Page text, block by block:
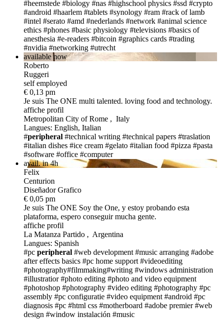
#heemstede #biology #nas #highschool physics #ssd #crypto
#android #haarlem #tablets #synology #ram #rack of lamb
#intel #serato #amd #nederlands #network #animal science
ethics #phones #basic physiology #televisions #basics of
anesthesia #e-readers #bitcoin #graphics cards #trading
#nvidia #networking #utrecht
available now
Roberto
Ruggeri
self employed
€ 0,13 pm
Je suis The ONE multi talented. loving food and technology.
affiche profil
Metropolitan City of Rome , Italy
Langues: English, Italian
#peripheral #technical writing #technical papers #traslation
#italian dishes #ice cream #gelato #italian food #pizza #pasta
#software #office #computer
avail. in 4h
Felix
Centurion
Diseñador Grafico
€ 0,05 pm
Je suis The ONE Soy the One, y estoy probando esta
plataforma, espero conseguir mucha gente.
affiche profil
La Matanza Partido , Argentina
Langues: Spanish
#pc peripheral #web development #music arranging #adobe
after effects basics #pc home support #videoediting
#photography#filmmaking#writing #windows administration
#illustratior #photo editing #photo and video equipment
#photoshop #photography #video editing #photography #pc
assembly #pc configuratie #video equipment #android #pc
diagnosis #pc #html css #motherboard #adobe premier #web
design #window instalación #music